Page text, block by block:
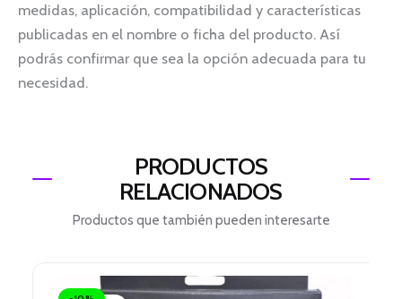
medidas, aplicación, compatibilidad y características
publicadas en el nombre o ficha del producto. Así
podrás confirmar que sea la opción adecuada para tu
necesidad.
PRODUCTOS
RELACIONADOS
Productos que también pueden interesarte
El
precio
El
precio